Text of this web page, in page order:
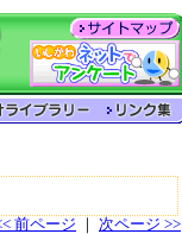
前ページ
次ページ >>